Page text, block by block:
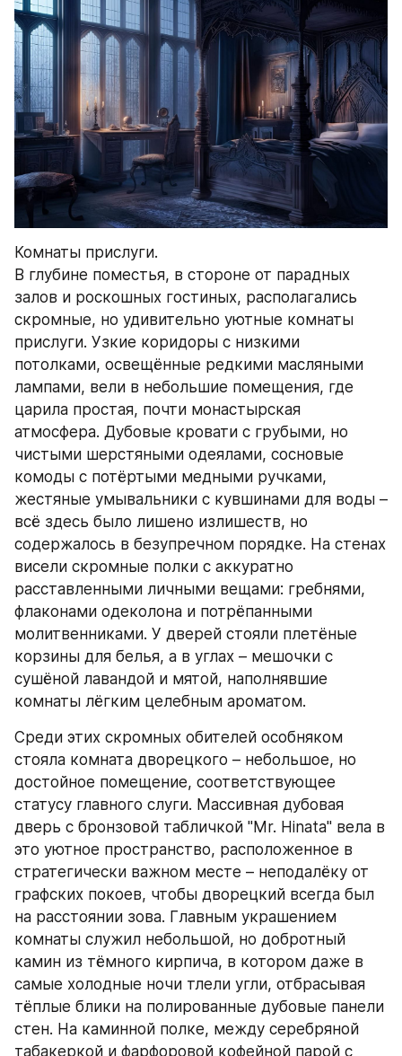
Комнаты прислуги.
В глубине поместья, в стороне от парадных
залов и роскошных гостиных, располагались
скромные, но удивительно уютные комнаты
прислуги. Узкие коридоры с низкими
потолками, освещённые редкими масляными
лампами, вели в небольшие помещения, где
царила простая, почти монастырская
атмосфера. Дубовые кровати с грубыми, но
чистыми шерстяными одеялами, сосновые
комоды с потёртыми медными ручками,
жестяные умывальники с кувшинами для воды –
всё здесь было лишено излишеств, но
содержалось в безупречном порядке. На стенах
висели скромные полки с аккуратно
расставленными личными вещами: гребнями,
флаконами одеколона и потрёпанными
молитвенниками. У дверей стояли плетёные
корзины для белья, а в углах – мешочки с
сушёной лавандой и мятой, наполнявшие
комнаты лёгким целебным ароматом.
Среди этих скромных обителей особняком
стояла комната дворецкого – небольшое, но
достойное помещение, соответствующее
статусу главного слуги. Массивная дубовая
дверь с бронзовой табличкой "Mr. Hinata" вела в
это уютное пространство, расположенное в
стратегически важном месте – неподалёку от
графских покоев, чтобы дворецкий всегда был
на расстоянии зова. Главным украшением
комнаты служил небольшой, но добротный
камин из тёмного кирпича, в котором даже в
самые холодные ночи тлели угли, отбрасывая
тёплые блики на полированные дубовые панели
стен. На каминной полке, между серебряной
табакеркой и фарфоровой кофейной парой с